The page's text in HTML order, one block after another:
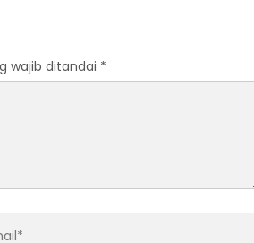
wajib ditandai *